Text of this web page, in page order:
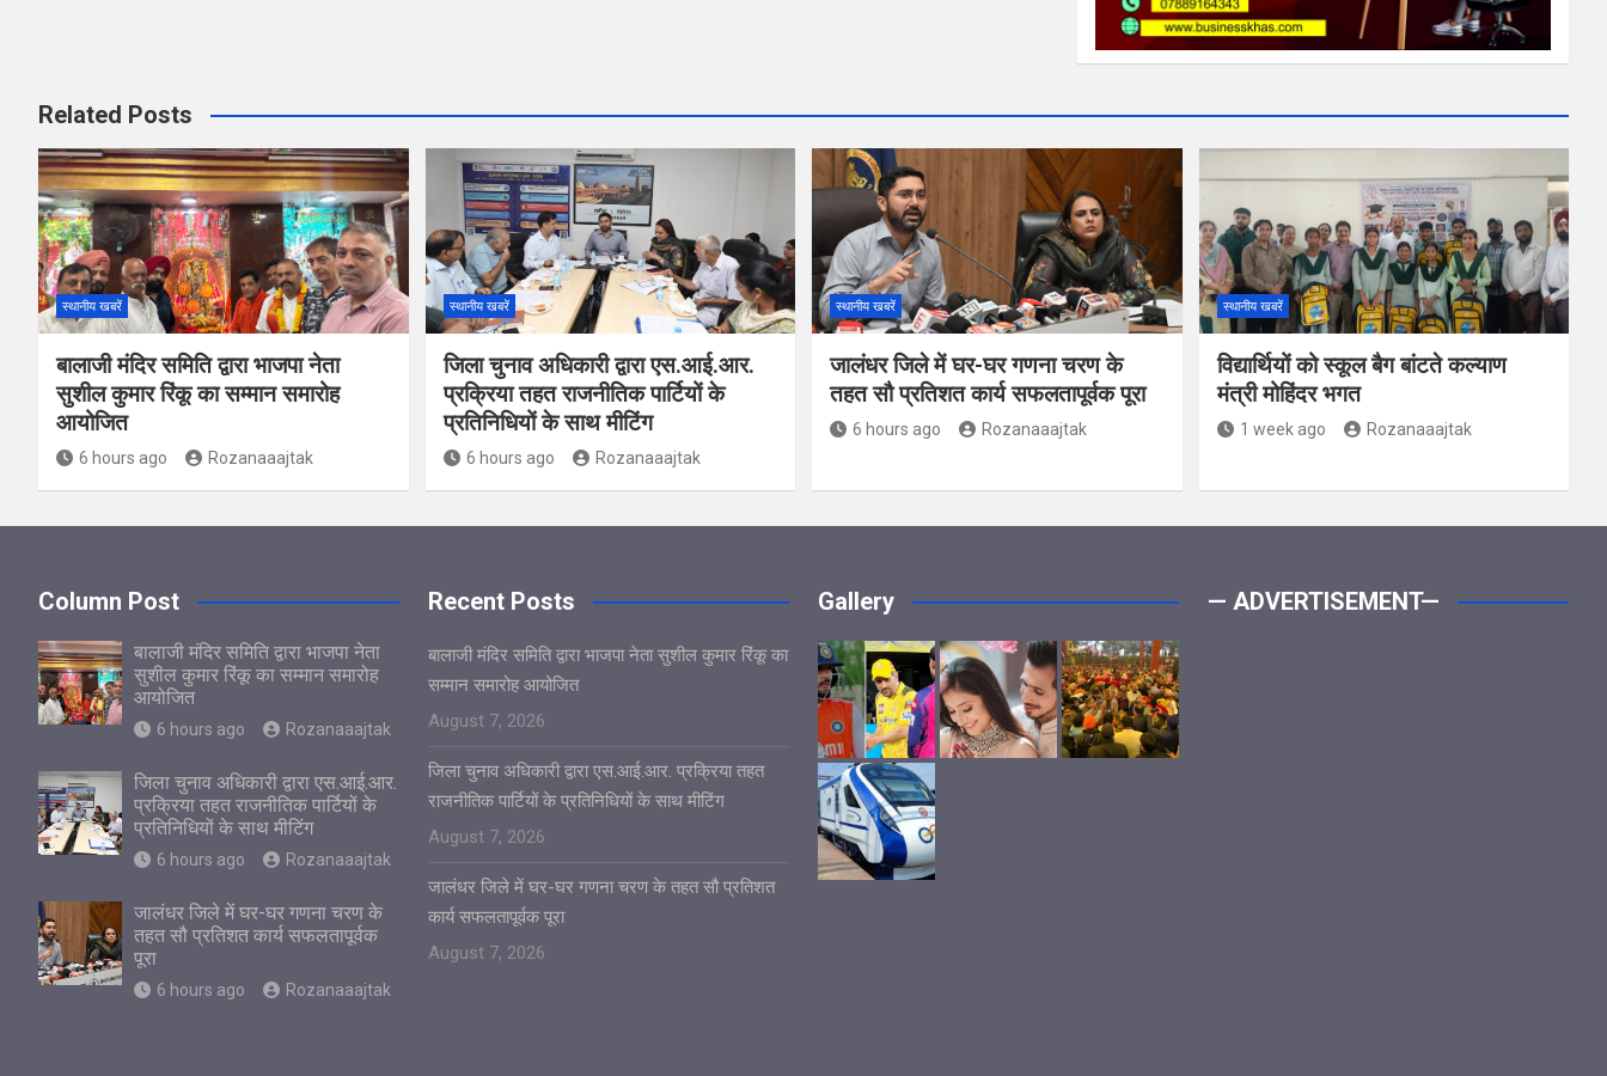
Related Posts
स्थानीय खबरें
बालाजी मंदिर समिति द्वारा भाजपा नेता
सुशील कुमार रिंकू का सम्मान समारोह
आयोजित
6 hours ago Rozanaaajtak
स्थानीय खबरें
जिला चुनाव अधिकारी द्वारा एस.आई.आर.
प्रक्रिया तहत राजनीतिक पार्टियों के
प्रतिनिधियों के साथ मीटिंग
6 hours ago Rozanaaajtak
स्थानीय खबरें
जालंधर जिले में घर-घर गणना चरण के
तहत सौ प्रतिशत कार्य सफलतापूर्वक पूरा
6 hours ago Rozanaaajtak
स्थानीय खबरें
विद्यार्थियों को स्कूल बैग बांटते कल्याण
मंत्री मोहिंदर भगत
1 week ago Rozanaaajtak
Column Post
बालाजी मंदिर समिति द्वारा भाजपा नेता
सुशील कुमार रिंकू का सम्मान समारोह
आयोजित
6 hours ago Rozanaaajtak
जिला चुनाव अधिकारी द्वारा एस.आई.आर.
प्रक्रिया तहत राजनीतिक पार्टियों के
प्रतिनिधियों के साथ मीटिंग
6 hours ago Rozanaaajtak
जालंधर जिले में घर-घर गणना चरण के
तहत सौ प्रतिशत कार्य सफलतापूर्वक
पूरा
6 hours ago Rozanaaajtak
Recent Posts
बालाजी मंदिर समिति द्वारा भाजपा नेता सुशील कुमार रिंकू का
सम्मान समारोह आयोजित
August 7, 2026
जिला चुनाव अधिकारी द्वारा एस.आई.आर. प्रक्रिया तहत
राजनीतिक पार्टियों के प्रतिनिधियों के साथ मीटिंग
August 7, 2026
जालंधर जिले में घर-घर गणना चरण के तहत सौ प्रतिशत
कार्य सफलतापूर्वक पूरा
August 7, 2026
Gallery — ADVERTISEMENT—